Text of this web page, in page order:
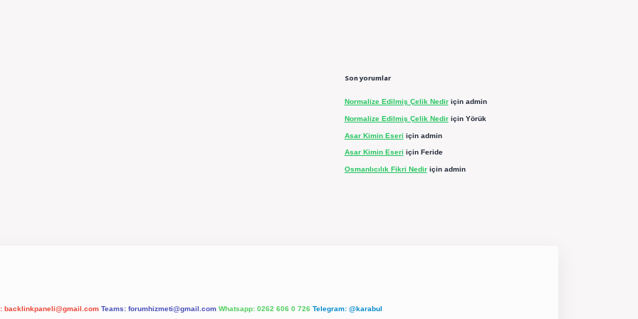
Son yorumlar
Normalize Edilmiş Çelik Nediriçin admin
Normalize Edilmiş Çelik Nediriçin Yörük
Asar Kimin Eseri için admin
Asar Kimin Eseri için Feride
Osmanlıcılık Fikri Nediriçin admin
backlinkpaneli@gmail.com Teams: forumhizmeti@gmail.com Whatsapp: 0262 606 0 726 Telegram: @karabul